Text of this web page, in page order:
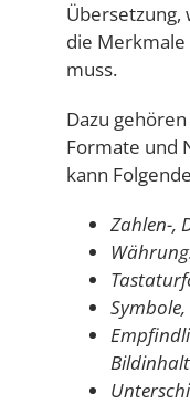
Übersetzung,
die
muss.
Dazu
Formate und
kann
Zahlen-,